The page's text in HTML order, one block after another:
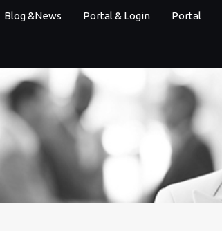
Blog &News Portal & Login Portal